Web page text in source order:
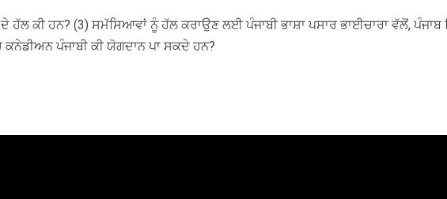
ਕੀ ਹਨ? (3) ਸਮੱਸਿਆਵਾਂ ਨੂੰ ਹੱਲ ਕਰਾਉਣ ਲਈ ਪੰਜਾਬੀ ਭਾਸ਼ਾ ਪਸਾਰ ਭਾਈਚਾਰਾ ਵੱਲੋਂ, ਪੰਜਾਬ
ਪੰਜਾਬੀ ਕੀ ਯੋਗਦਾਨ ਪਾ ਸਕਦੇ ਹਨ?